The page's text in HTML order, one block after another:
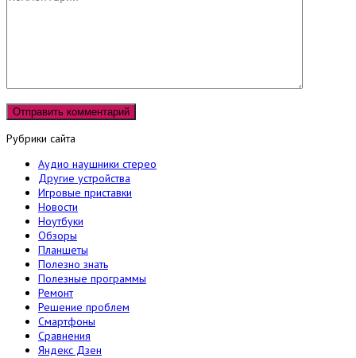
Рубрики сайта
Аудио наушники стерео
Другие устройства
Игровые приставки
Новости
Ноутбуки
Обзоры
Планшеты
Полезно знать
Полезные программы
Ремонт
Решение проблем
Смартфоны
Сравнения
Яндекс Дзен